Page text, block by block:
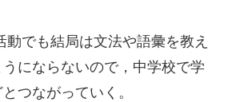
でも結局は文法や語彙を教え
にならないので，中学校で学
つながっていく。